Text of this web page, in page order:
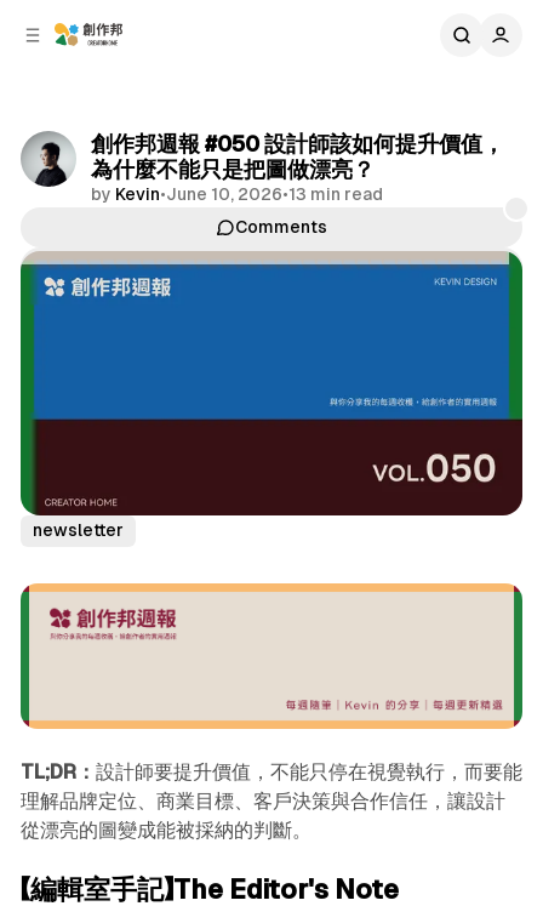
創作邦週報 #050 設計師該如何提升價值，
為什麼不能只是把圖做漂亮？
by Kevin•June 10, 2026•13 min read
Comments
Share
newsletter
TL;DR： 設計師要提升價值，不能只停在視覺執行，而要能
理解品牌定位、商業目標、客戶決策與合作信任，讓設計
從漂亮的圖變成能被採納的判斷。
【編輯室手記】The Editor's Note